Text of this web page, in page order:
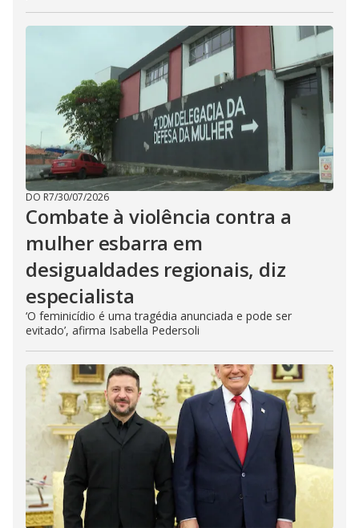
DO R7/30/07/2026
Combate à violência contra a
mulher esbarra em
desigualdades regionais, diz
especialista
‘O feminicídio é uma tragédia anunciada e pode ser
evitado’, afirma Isabella Pedersoli